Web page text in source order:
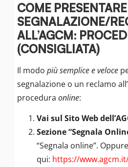
COME
SEGNALAZIONE/
ALL’AGCM:
(CONSIGLIATA)
Il modo più semplice e veloce
segnalazione o un reclamo
procedura online:
Vai sul Sito Web
Sezione “Segnala
“Segnala online”.
qui: https://